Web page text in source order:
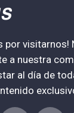
por visitarnos!
a nuestra
al día de